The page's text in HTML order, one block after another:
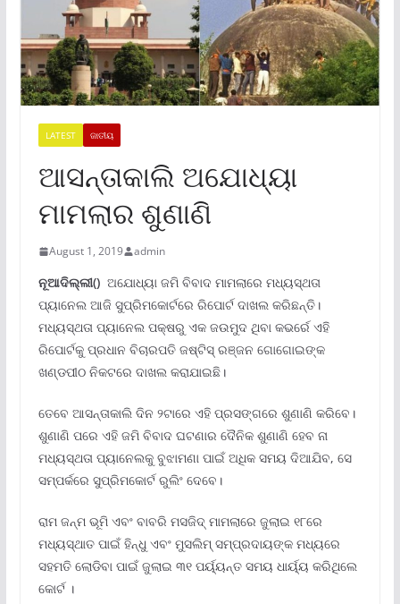
LATEST ଜାତୀୟ
ଆସନ୍ତାକାଲି ଅଯୋଧ୍ୟା
ମାମଲାର ଶୁଣାଣି
August 1, 2019 admin
ନୂଆଦିଲ୍ଲୀ()ଅଯୋଧ୍ୟା ଜମି ବିବାଦ ମାମଲାରେ ମଧ୍ୟସ୍ଥତା
ପ୍ୟାନେଲ ଆଜି ସୁପ୍ରିମକୋର୍ଟରେ ରିପୋର୍ଟ ଦାଖଲ କରିଛନ୍ତି।
ମଧ୍ୟସ୍ଥତା ପ୍ୟାନେଲ ପକ୍ଷରୁ ଏକ ଜଉମୁଦ ଥିବା କଭର୍ରେ ଏହି
ରିପୋର୍ଟକୁ ପ୍ରଧାନ ବିଚାରପତି ଜଷ୍ଟିସ୍ ରଞ୍ଜନ ଗୋଗୋଇଙ୍କ
ଖଣ୍ଡପୀଠ ନିକଟରେ ଦାଖଲ କରାଯାଇଛି।
ତେବେ ଆସନ୍ତାକାଲି ଦିନ ୨ଟାରେ ଏହି ପ୍ରସଙ୍ଗରେ ଶୁଣାଣି କରିବେ।
ଶୁଣାଣି ପରେ ଏହି ଜମି ବିବାଦ ଘଟଣାର ଦୈନିକ ଶୁଣାଣି ହେବ ନା
ମଧ୍ୟସ୍ଥତା ପ୍ୟାନେଲକୁ ବୁଝାମଣା ପାଇଁ ଅଧିକ ସମୟ ଦିଆଯିବ, ସେ
ସମ୍ପର୍କରେ ସୁପ୍ରିମକୋର୍ଟ ରୁଲିଂ ଦେବେ।
ରାମ ଜନ୍ମ ଭୂମି ଏବଂ ବାବରି ମସଜିଦ୍ ମାମଲାରେ ଜୁଲାଇ ୧୮ରେ
ମଧ୍ୟସ୍ଥାତ ପାଇଁ ହିନ୍ଧୁ ଏବଂ ମୁସଲିମ୍ ସମ୍ପ୍ରଦାୟଙ୍କ ମଧ୍ୟରେ
ସହମତି ଲୋଡିବା ପାଇଁ ଜୁଲାଇ ୩୧ ପର୍ୟ୍ୟନ୍ତ ସମୟ ଧାର୍ୟ୍ୟ କରିଥିଲେ
କୋର୍ଟ ।